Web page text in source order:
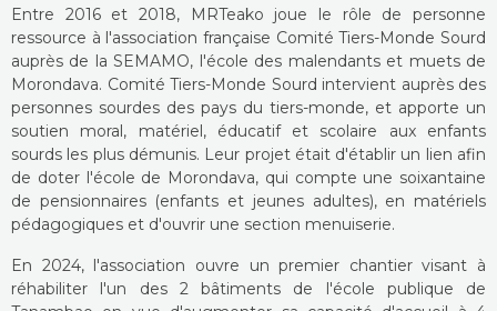
Entre 2016 et 2018, MRTeako joue le rôle de personne
ressource à l'association française Comité Tiers-Monde Sourd
auprès de la SEMAMO, l'école des malendants et muets de
Morondava. Comité Tiers-Monde Sourd intervient auprès des
personnes sourdes des pays du tiers-monde, et apporte un
soutien moral, matériel, éducatif et scolaire aux enfants
sourds les plus démunis. Leur projet était d'établir un lien afin
de doter l'école de Morondava, qui compte une soixantaine
de pensionnaires (enfants et jeunes adultes), en matériels
pédagogiques et d'ouvrir une section menuiserie.
En 2024, l'association ouvre un premier chantier visant à
réhabiliter l'un des 2 bâtiments de l'école publique de